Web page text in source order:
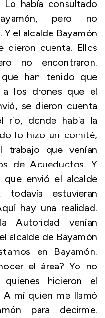
Lo había consultado
pero no
el alcalde Bayamón
dieron cuenta. Ellos
no encontraron.
han tenido que
a los drones que el
se dieron cuenta
río, donde había la
lo hizo un comité,
trabajo que venían
de Acueductos. Y
que envió el alcalde
estuvieran
hay una realidad.
Autoridad venían
alcalde de Bayamón
en Bayamón.
el área? Yo no
hicieron el
A mí quien me llamó
para decirme.